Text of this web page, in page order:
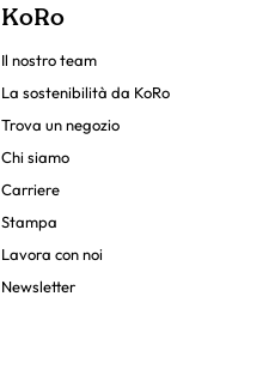
KoRo
Il nostro team
La sostenibilità da KoRo
Trova un negozio
Chi siamo
Carriere
Stampa
Lavora con noi
Newsletter